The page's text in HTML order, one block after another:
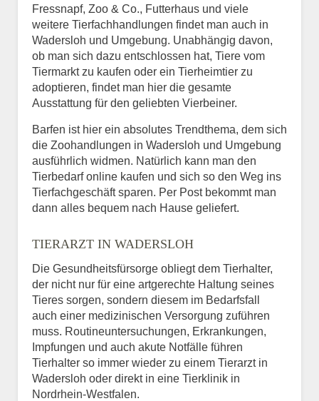
Fressnapf, Zoo & Co., Futterhaus und viele
weitere Tierfachhandlungen findet man auch in
Wadersloh und Umgebung. Unabhängig davon,
ob man sich dazu entschlossen hat, Tiere vom
Tiermarkt zu kaufen oder ein Tierheimtier zu
adoptieren, findet man hier die gesamte
Ausstattung für den geliebten Vierbeiner.
Barfen ist hier ein absolutes Trendthema, dem sich
die Zoohandlungen in Wadersloh und Umgebung
ausführlich widmen. Natürlich kann man den
Tierbedarf online kaufen und sich so den Weg ins
Tierfachgeschäft sparen. Per Post bekommt man
dann alles bequem nach Hause geliefert.
TIERARZT IN WADERSLOH
Die Gesundheitsfürsorge obliegt dem Tierhalter,
der nicht nur für eine artgerechte Haltung seines
Tieres sorgen, sondern diesem im Bedarfsfall
auch einer medizinischen Versorgung zuführen
muss. Routineuntersuchungen, Erkrankungen,
Impfungen und auch akute Notfälle führen
Tierhalter so immer wieder zu einem Tierarzt in
Wadersloh oder direkt in eine Tierklinik in
Nordrhein-Westfalen.